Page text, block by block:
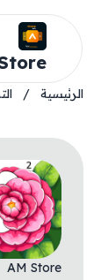
الرئيسية /
AM Store